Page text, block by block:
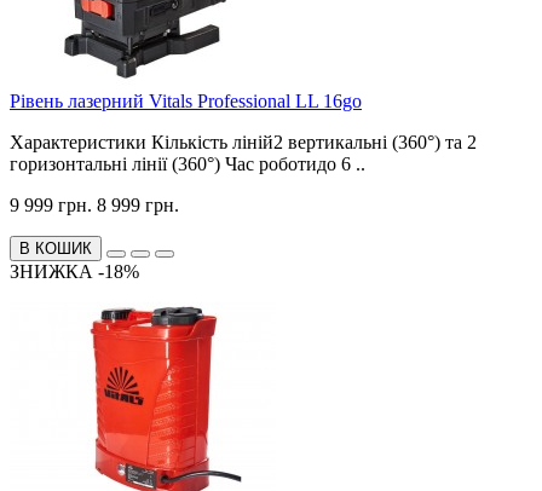
Рівень лазерний Vitals Professional LL 16go
Характеристики Кількість ліній2 вертикальні (360°) та 2
горизонтальні лінії (360°) Час роботидо 6 ..
9 999 грн. 8 999 грн.
В КОШИК
ЗНИЖКА -18%